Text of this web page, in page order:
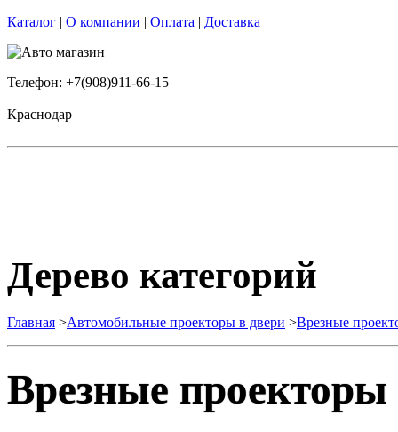
Каталог | О компании | Оплата | Доставка
Телефон: +7(908)911-66-15
Краснодар
Дерево категорий
Главная >Автомобильные проекторы в двери >Врезные
Врезные проекторы